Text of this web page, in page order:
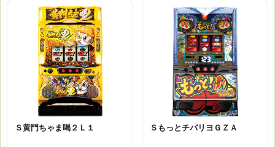
Ｓ黄門ちゃま喝２Ｌ１ ＳもっとチバリヨＧＺＡ